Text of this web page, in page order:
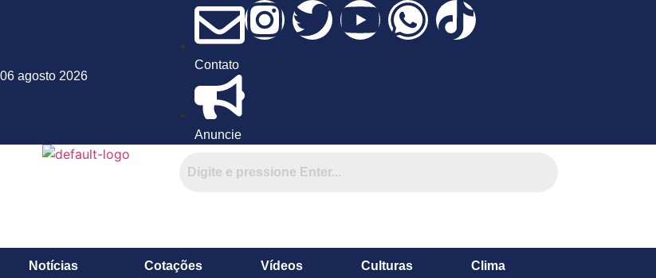
06 agosto 2026
Contato
Anuncie
Notícias Cotações Vídeos Culturas Clima